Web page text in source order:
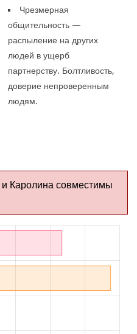
Чрезмерная
общительность —
распыление на других
людей в ущерб
партнерству. Болтливость,
доверие непроверенным
людям.
Каролина совместимы